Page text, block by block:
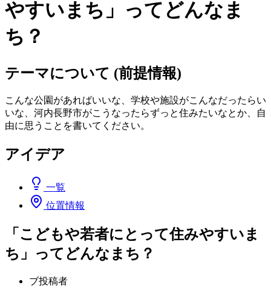
やすいまち」ってどんなま
ち？
テーマについて (前提情報)
こんな公園があればいいな、学校や施設がこんなだったらい
いな、河内長野市がこうなったらずっと住みたいなとか、自
由に思うことを書いてください。
アイデア
一覧
位置情報
「こどもや若者にとって住みやすいま
ち」ってどんなまち？
ブ投稿者